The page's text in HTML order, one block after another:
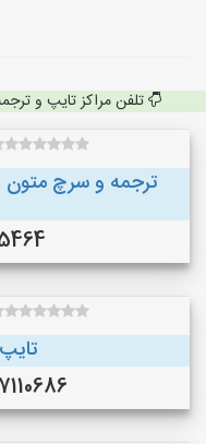
تلفن مراکز تایپ و
ترجمه و سرچ متون
09907110686